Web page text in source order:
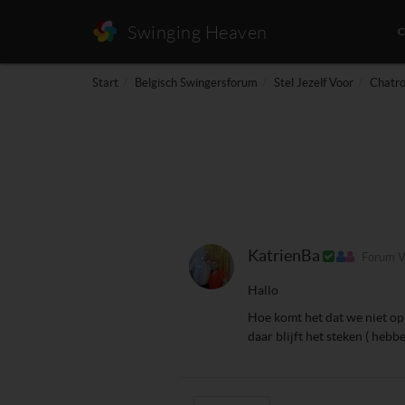
Swinging Heaven
Start Belgisch Swingersforum Stel Jezelf Voor
KatrienBa
Hallo
Hoe komt het dat we niet
daar blijft het steken (